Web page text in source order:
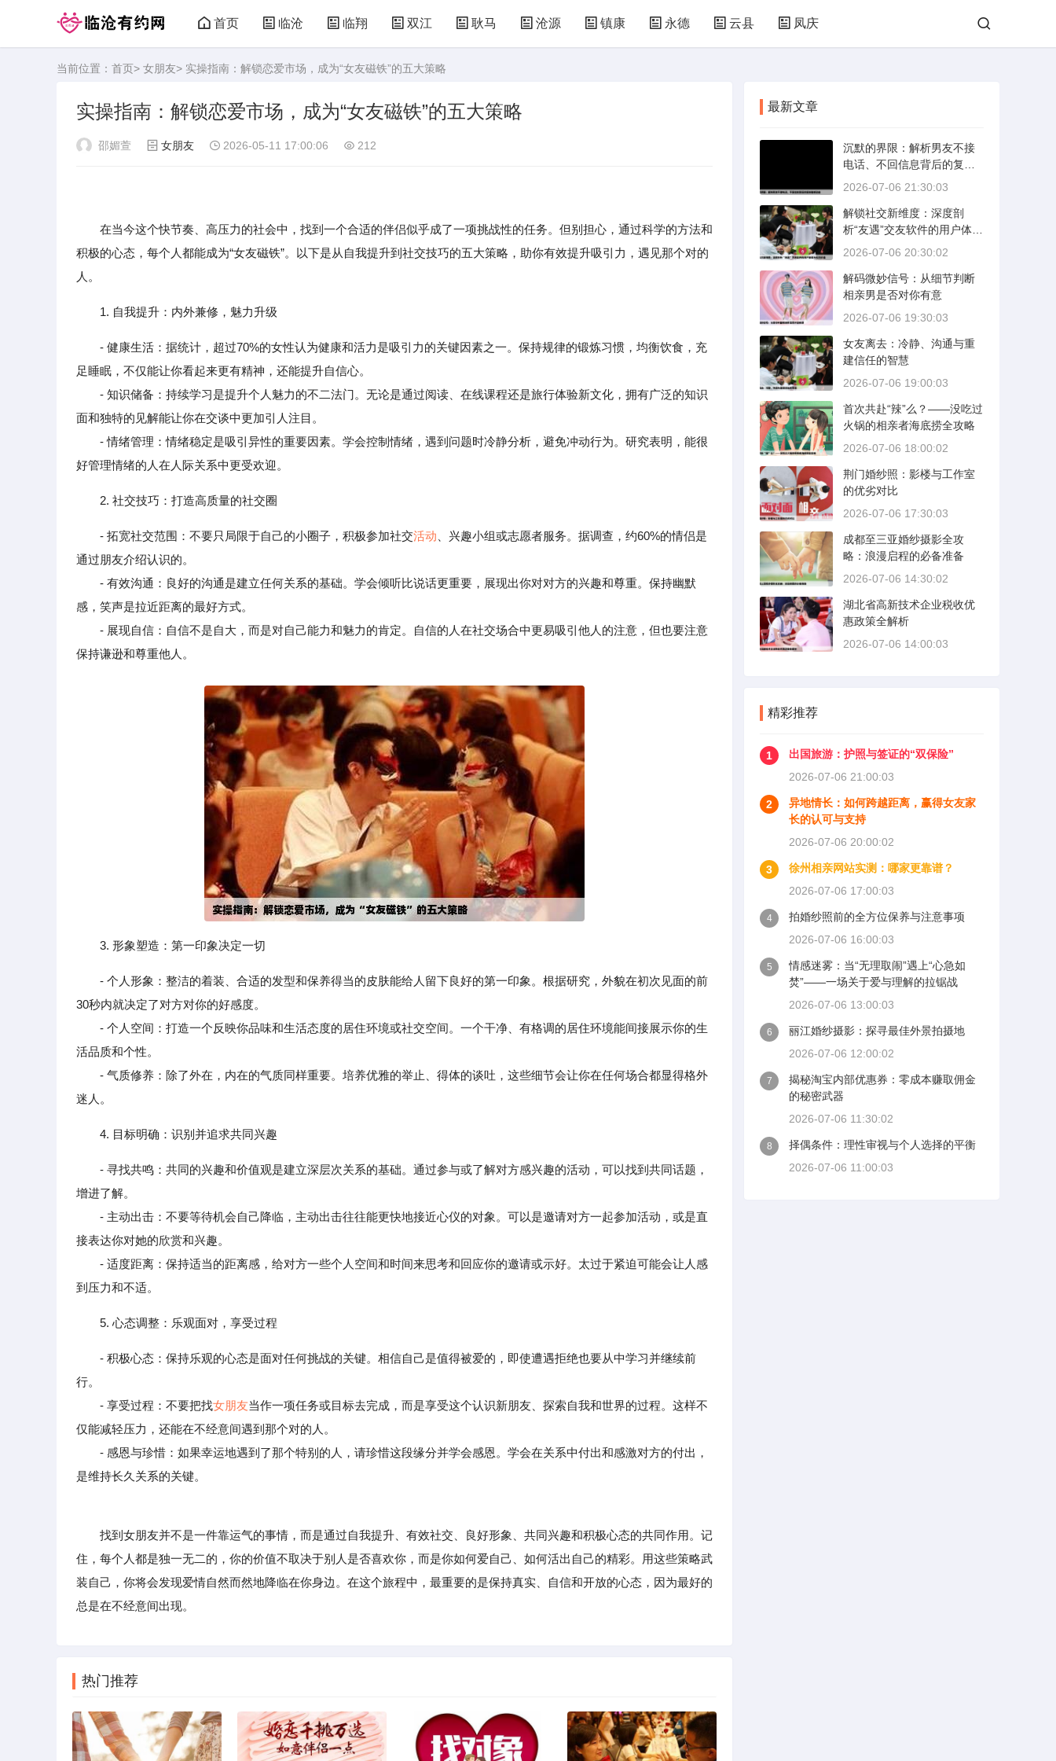
首页 临沧 临翔 双江 耿马 沧源 镇康 永德 云县 凤庆
当前位置： 首页> 女朋友> 实操指南：解锁恋爱市场，成为“女友磁铁”的五大策略
实操指南：解锁恋爱市场，成为“女友磁铁”的五大策略
邵媚萱 女朋友 2026-05-11 17:00:06 212
在当今这个快节奏、高压力的社会中，找到一个合适的伴侣似乎成了一项挑战性的任务。但别担心，通过科学的方法和
积极的心态，每个人都能成为“女友磁铁”。以下是从自我提升到社交技巧的五大策略，助你有效提升吸引力，遇见那个对的
人。
1. 自我提升：内外兼修，魅力升级
- 健康生活：据统计，超过70%的女性认为健康和活力是吸引力的关键因素之一。保持规律的锻炼习惯，均衡饮食，充
足睡眠，不仅能让你看起来更有精神，还能提升自信心。
- 知识储备：持续学习是提升个人魅力的不二法门。无论是通过阅读、在线课程还是旅行体验新文化，拥有广泛的知识
面和独特的见解能让你在交谈中更加引人注目。
- 情绪管理：情绪稳定是吸引异性的重要因素。学会控制情绪，遇到问题时冷静分析，避免冲动行为。研究表明，能很
好管理情绪的人在人际关系中更受欢迎。
2. 社交技巧：打造高质量的社交圈
- 拓宽社交范围：不要只局限于自己的小圈子，积极参加社交活动 、兴趣小组或志愿者服务。据调查，约60%的情侣是
通过朋友介绍认识的。
- 有效沟通：良好的沟通是建立任何关系的基础。学会倾听比说话更重要，展现出你对对方的兴趣和尊重。保持幽默
感，笑声是拉近距离的最好方式。
- 展现自信：自信不是自大，而是对自己能力和魅力的肯定。自信的人在社交场合中更易吸引他人的注意，但也要注意
保持谦逊和尊重他人。
3. 形象塑造：第一印象决定一切
- 个人形象：整洁的着装、合适的发型和保养得当的皮肤能给人留下良好的第一印象。根据研究，外貌在初次见面的前
30秒内就决定了对方对你的好感度。
- 个人空间：打造一个反映你品味和生活态度的居住环境或社交空间。一个干净、有格调的居住环境能间接展示你的生
活品质和个性。
- 气质修养：除了外在，内在的气质同样重要。培养优雅的举止、得体的谈吐，这些细节会让你在任何场合都显得格外
迷人。
4. 目标明确：识别并追求共同兴趣
- 寻找共鸣：共同的兴趣和价值观是建立深层次关系的基础。通过参与或了解对方感兴趣的活动，可以找到共同话题，
增进了解。
- 主动出击：不要等待机会自己降临，主动出击往往能更快地接近心仪的对象。可以是邀请对方一起参加活动，或是直
接表达你对她的欣赏和兴趣。
- 适度距离：保持适当的距离感，给对方一些个人空间和时间来思考和回应你的邀请或示好。太过于紧迫可能会让人感
到压力和不适。
5. 心态调整：乐观面对，享受过程
- 积极心态：保持乐观的心态是面对任何挑战的关键。相信自己是值得被爱的，即使遭遇拒绝也要从中学习并继续前
行。
- 享受过程：不要把找女朋友当作一项任务或目标去完成，而是享受这个认识新朋友、探索自我和世界的过程。这样不
仅能减轻压力，还能在不经意间遇到那个对的人。
- 感恩与珍惜：如果幸运地遇到了那个特别的人，请珍惜这段缘分并学会感恩。学会在关系中付出和感激对方的付出，
是维持长久关系的关键。
找到女朋友并不是一件靠运气的事情，而是通过自我提升、有效社交、良好形象、共同兴趣和积极心态的共同作用。记
住，每个人都是独一无二的，你的价值不取决于别人是否喜欢你，而是你如何爱自己、如何活出自己的精彩。用这些策略武
装自己，你将会发现爱情自然而然地降临在你身边。在这个旅程中，最重要的是保持真实、自信和开放的心态，因为最好的
总是在不经意间出现。
热门推荐
最新文章
沉默的界限：解析男友不接
电话、不回信息背后的复杂
情感动态
2026-07-06 21:30:03
解锁社交新维度：深度剖
析“友遇”交友软件的用户体验
与社交价值
2026-07-06 20:30:02
解码微妙信号：从细节判断
相亲男是否对你有意
2026-07-06 19:30:03
女友离去：冷静、沟通与重
建信任的智慧
2026-07-06 19:00:03
首次共赴“辣”么？——没吃过
火锅的相亲者海底捞全攻略
2026-07-06 18:00:02
荆门婚纱照：影楼与工作室
的优劣对比
2026-07-06 17:30:03
成都至三亚婚纱摄影全攻
略：浪漫启程的必备准备
2026-07-06 14:30:02
湖北省高新技术企业税收优
惠政策全解析
2026-07-06 14:00:03
精彩推荐
1
出国旅游：护照与签证的“双保险”
2026-07-06 21:00:03
2
异地情长：如何跨越距离，赢得女友家
长的认可与支持
2026-07-06 20:00:02
3
徐州相亲网站实测：哪家更靠谱？
2026-07-06 17:00:03
4
拍婚纱照前的全方位保养与注意事项
2026-07-06 16:00:03
5
情感迷雾：当“无理取闹”遇上“心急如
焚”——一场关于爱与理解的拉锯战
2026-07-06 13:00:03
6
丽江婚纱摄影：探寻最佳外景拍摄地
2026-07-06 12:00:02
7
揭秘淘宝内部优惠券：零成本赚取佣金
的秘密武器
2026-07-06 11:30:02
8
择偶条件：理性审视与个人选择的平衡
2026-07-06 11:00:03